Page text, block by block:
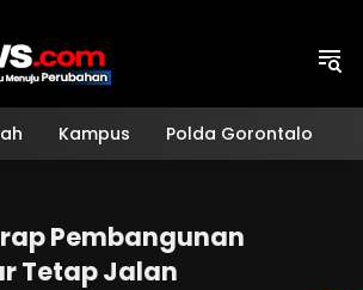
Kampus Polda Gorontalo
Pembangunan
Tetap Jalan